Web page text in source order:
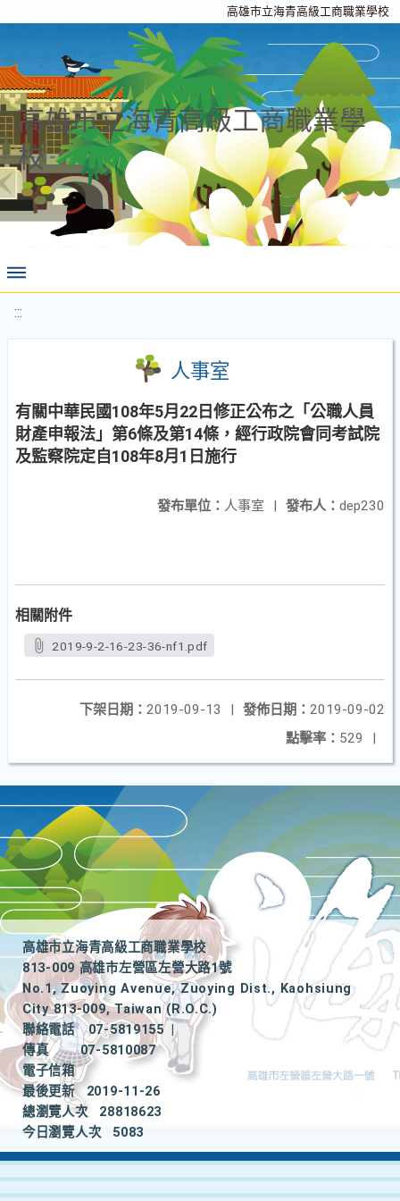
高雄市立海青高級工商職業學校
高雄市立海青高級工商職業學
校
:::
人事室
有關中華民國108年5月22日修正公布之「公職人員
財產申報法」第6條及第14條，經行政院會同考試院
及監察院定自108年8月1日施行
發布人： dep230
發布單位： 人事室 |
相關附件
2019-9-2-16-23-36-nf1.pdf
發佈日期： 2019-09-02
下架日期： 2019-09-13
|
點擊率： 529 |
高雄市立海青高級工商職業學校
813-009 高雄市左營區左營大路1號
No.1, Zuoying Avenue, Zuoying Dist., Kaohsiung
City 813-009, Taiwan (R.O.C.)
聯絡電話
07-5819155
|
傳真
07-5810087
電子信箱
最後更新
2019-11-26
總瀏覽人次
28818623
今日瀏覽人次
5083